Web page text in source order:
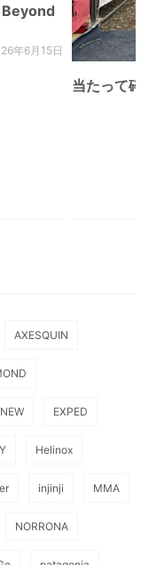
Beyond
年6月15日
当たって砕
AXESQUIN
EXPED
Helinox
injinji MMA
NORRONA